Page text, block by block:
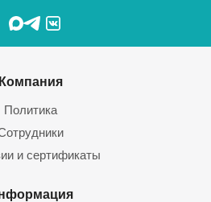
Компания
Политика
и сертификаты